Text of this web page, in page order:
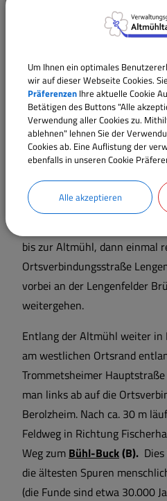
ist direkt vor dem Anwesen
Trommetsheim zu finden.
über den Feldweg, auf den
nächste links in Richtung
Am Trommetsheimer Berg
Infotafel vor der 300 Jahre
Hinter der Eiche rechts über
Unterstellhütte und dem
Richtung
bis zur Altmühl, dann einmal
Ortsverbindungsstraße
vorbei an der Lengenfelder
weitergehen.
Entlang der Altmühl weiter in
am westlichen Ortsrand
Trommetsheimer
man links ab auf die
Berolzheim. Nach ca. 30 m
Feldweg in Richtung
Weg zum Bühl-Buck(B).
die ältesten Spuren
(die Funde sind etwa 30.000
Um Ihnen ein optimales
wir auf dieser Webseite Cookies.
Präferenzen Ihre aktuelle Cookie
Betätigen des Buttons "Alle
Verwendung aller Cookies zu.
ablehnen" lehnen Sie der
Cookies ab. Eine Auflistung der
ebenfalls in unseren Cookie
Alle akzeptieren